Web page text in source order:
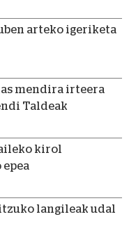
arteko igeriketa
mendira irteera
Taldeak
kirol
langileak udal